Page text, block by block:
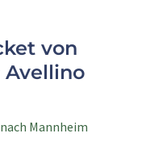
von
Avellino
Mannheim